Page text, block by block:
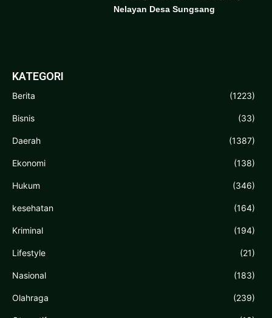
Nelayan Desa Sungsang
KATEGORI
Berita (1223)
Bisnis (33)
Daerah (1387)
Ekonomi (138)
Hukum (346)
kesehatan (164)
Kriminal (194)
Lifestyle (21)
Nasional (183)
Olahraga (239)